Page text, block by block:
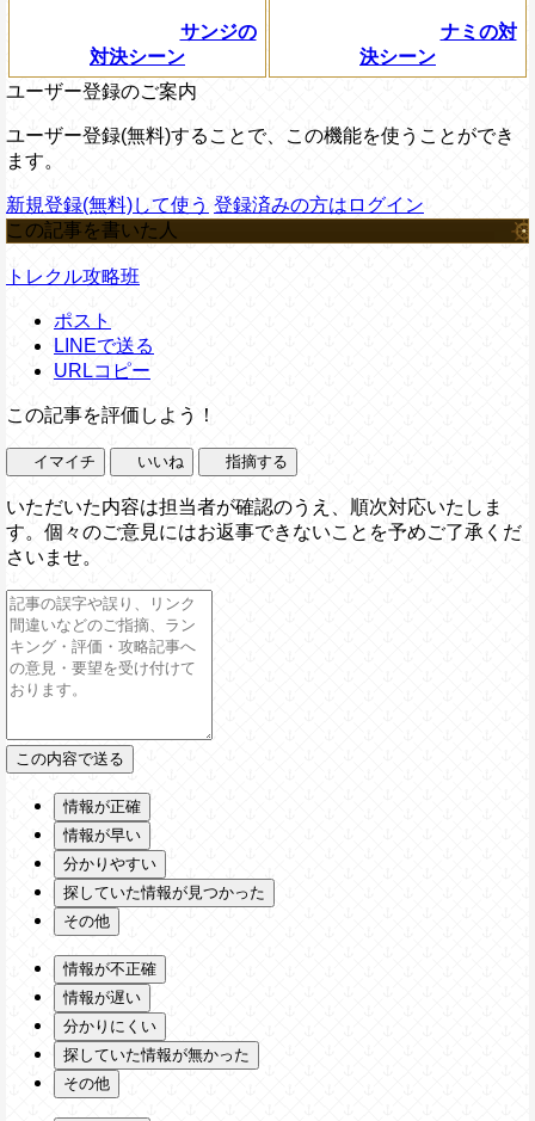
サンジの
対決シーン
ナミの対
決シーン
ユーザー登録のご案内
ユーザー登録(無料)することで、この機能を使うことができ
ます。
新規登録(無料)して使う 登録済みの方はログイン
この記事を書いた人
トレクル攻略班
ポスト
LINEで送る
URLコピー
この記事を評価しよう！
イマイチ いいね 指摘する
いただいた内容は担当者が確認のうえ、順次対応いたしま
す。個々のご意見にはお返事できないことを予めご了承くだ
さいませ。
情報が正確
情報が早い
分かりやすい
探していた情報が見つかった
その他
情報が不正確
情報が遅い
分かりにくい
探していた情報が無かった
その他